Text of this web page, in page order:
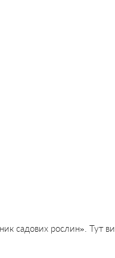
садових рослин». Тут ви